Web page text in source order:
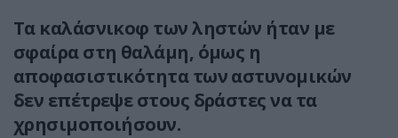
Τα καλάσνικοφ των ληστών ήταν με
σφαίρα στη θαλάμη, όμως η
αποφασιστικότητα των αστυνομικών
δεν επέτρεψε στους δράστες να τα
χρησιμοποιήσουν.